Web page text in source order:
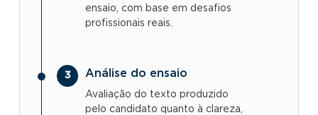
ensaio, com base em desafios
profissionais reais.
Análise do ensaio
Avaliação do texto produzido
pelo candidato quanto à clareza,